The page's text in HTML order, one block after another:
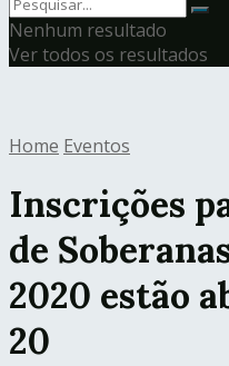
Nenhum resultado
Ver todos os resultados
Home Eventos
Inscrições
de
2020 estão
20